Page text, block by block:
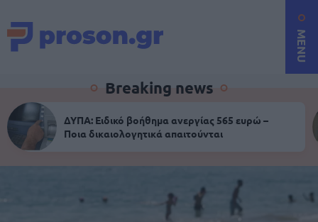
MENU
Breaking news
ΔΥΠΑ: Ειδικό βοήθημα ανεργίας 565 ευρώ –
Ποια δικαιολογητικά απαιτούνται